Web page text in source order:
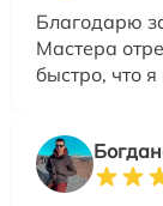
Благодарю
Мастера
быстро, что